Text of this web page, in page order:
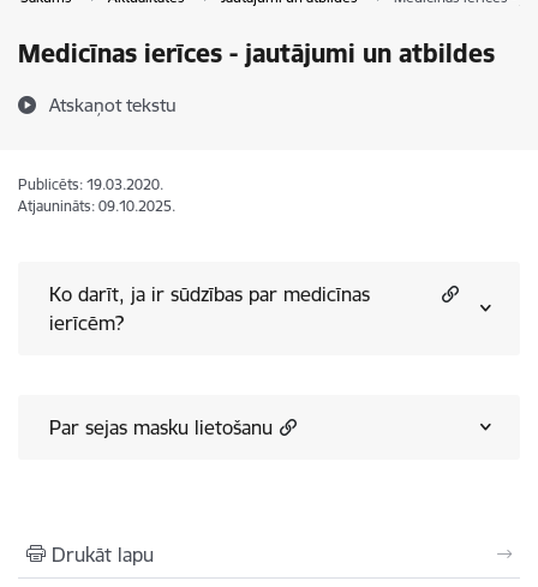
Medicīnas ierīces - jautājumi un atbildes
Atskaņot tekstu
Publicēts: 19.03.2020.
Atjaunināts: 09.10.2025.
Ko darīt, ja ir sūdzības par medicīnas
ierīcēm?
Par sejas masku lietošanu
Drukāt lapu